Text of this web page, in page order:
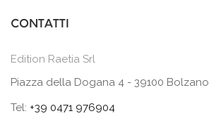
CONTATTI
Edition Raetia Srl
Piazza della Dogana 4 - 39100 Bolzano
Tel: +39 0471 976904